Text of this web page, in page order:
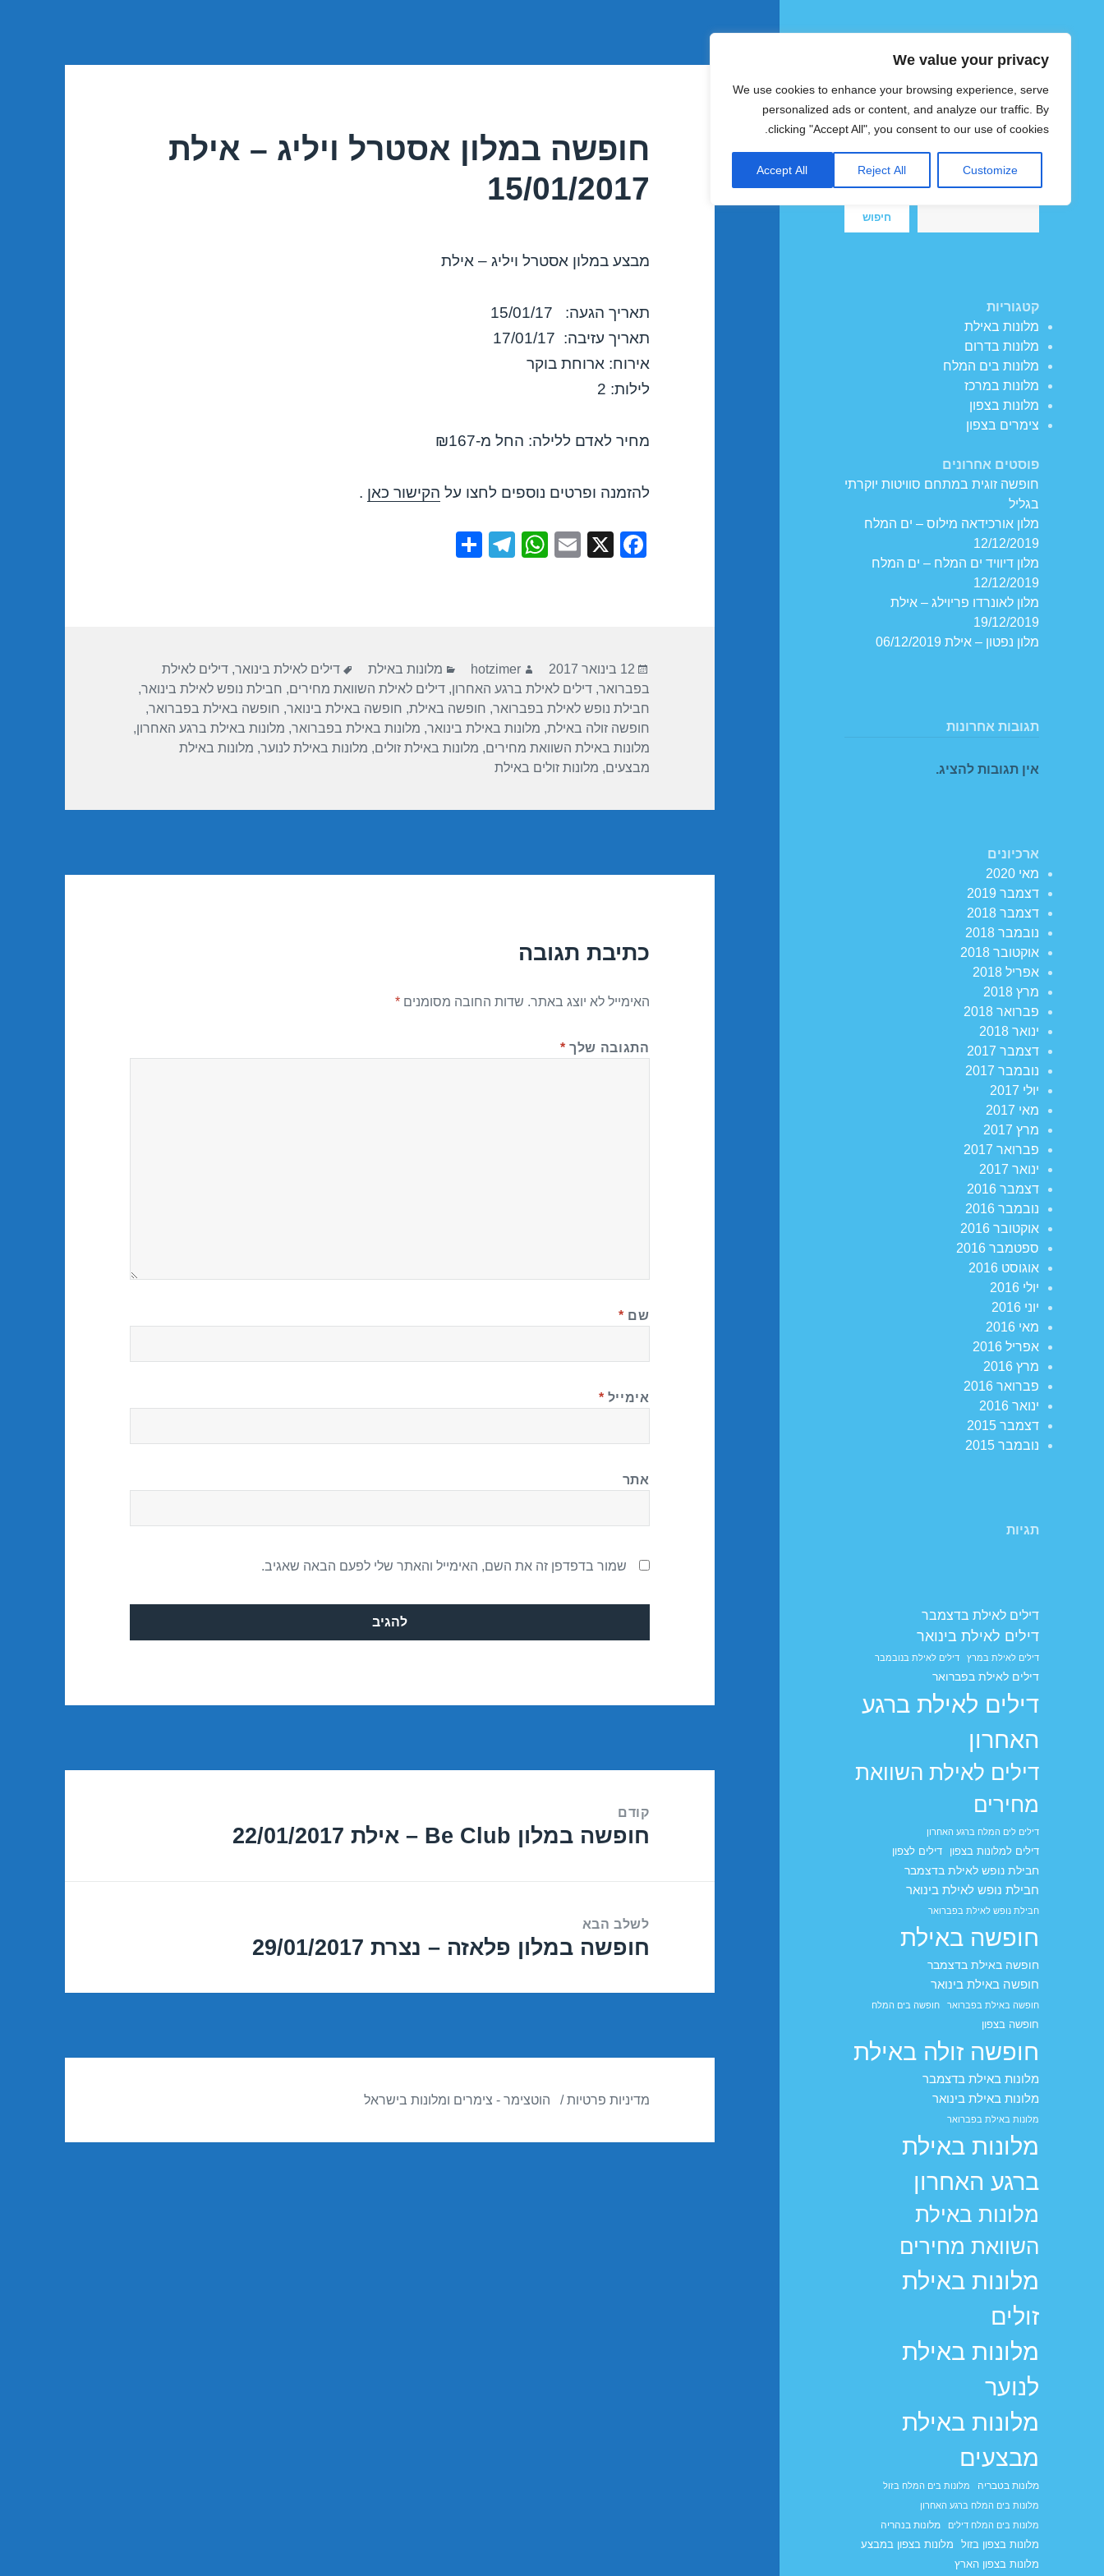
We value your privacy
We use cookies to enhance your browsing experience, serve
personalized ads or content, and analyze our traffic. By
clicking "Accept All", you consent to our use of cookies.
Customize
Reject All
Accept All
צימרים ומלונות זולים בישראל
חיפוש
חיפוש
קטגוריות
מלונות באילת
מלונות בדרום
מלונות בים המלח
מלונות במרכז
מלונות בצפון
צימרים בצפון
פוסטים אחרונים
חופשה זוגית במתחם סוויטות יוקרתי
בגליל
מלון אורכידאה מילוס – ים המלח
12/12/2019
מלון דיוויד ים המלח – ים המלח
12/12/2019
מלון לאונרדו פריוילג – אילת
19/12/2019
מלון נפטון – אילת 06/12/2019
תגובות אחרונות
אין תגובות להציג.
ארכיונים
מאי 2020
דצמבר 2019
דצמבר 2018
נובמבר 2018
אוקטובר 2018
אפריל 2018
מרץ 2018
פברואר 2018
ינואר 2018
דצמבר 2017
נובמבר 2017
יולי 2017
מאי 2017
מרץ 2017
פברואר 2017
ינואר 2017
דצמבר 2016
נובמבר 2016
אוקטובר 2016
ספטמבר 2016
אוגוסט 2016
יולי 2016
יוני 2016
מאי 2016
אפריל 2016
מרץ 2016
פברואר 2016
ינואר 2016
דצמבר 2015
נובמבר 2015
תגיות
דילים לאילת בדצמבר
דילים לאילת בינואר
דילים לאילת במרץ דילים לאילת בנובמבר
דילים לאילת בפברואר
דילים לאילת ברגע
האחרון
דילים לאילת השוואת
מחירים
דילים לים המלח ברגע האחרון
דילים למלונות בצפון דילים לצפון
חבילת נופש לאילת בדצמבר
חבילת נופש לאילת בינואר
חבילת נופש לאילת בפברואר
חופשה באילת
חופשה באילת בדצמבר
חופשה באילת בינואר
חופשה באילת בפברואר חופשה בים המלח
חופשה בצפון
חופשה זולה באילת
מלונות באילת בדצמבר
מלונות באילת בינואר
מלונות באילת בפברואר
מלונות באילת
ברגע האחרון
מלונות באילת
השוואת מחירים
מלונות באילת
זולים
מלונות באילת
לנוער
מלונות באילת
מבצעים
מלונות בטבריה
מלונות בים המלח בזול
מלונות בים המלח ברגע האחרון
מלונות בים המלח דילים
מלונות בנהריה
מלונות בצפון בזול
מלונות בצפון במבצע
מלונות בצפון הארץ
חופשה במלון אסטרל ויליג – אילת
15/01/2017
מבצע במלון אסטרל ויליג – אילת
תאריך הגעה: 15/01/17
תאריך עזיבה: 17/01/17
אירוח: ארוחת בוקר
לילות: 2
מחיר לאדם ללילה: החל מ-₪167
להזמנה ופרטים נוספים לחצו על הקישור כאן .
F
o
o
k
X
E
W
p
p
T
m
פורסם
בתאריך
12 בינואר 2017 מחבר
hotzimer קטגוריות
מלונות באילת תגיות
דילים לאילת בינואר,דילים לאילת
בפברואר,דילים לאילת ברגע האחרון,דילים לאילת השוואת מחירים, חבילת נופש לאילת בינואר,
חבילת נופש לאילת בפברואר, חופשה באילת, חופשה באילת בינואר, חופשה באילת בפברואר,
חופשה זולה באילת, מלונות באילת בינואר, מלונות באילת בפברואר, מלונות באילת ברגע האחרון,
מלונות באילת השוואת מחירים, מלונות באילת זולים, מלונות באילת לנוער, מלונות באילת
מבצעים, מלונות זולים באילת
כתיבת תגובה
האימייל לא יוצג באתר. שדות החובה מסומנים*
התגובה שלך *
שם *
אימייל *
אתר
שמור בדפדפן זה את השם, האימייל והאתר שלי לפעם הבאה שאגיב.
קודם
הפוסט
חופשה במלון Be Club – אילת 22/01/2017
לשלב הבא
הפוסט
חופשה במלון פלאזה – נצרת 29/01/2017
מדיניות פרטיות הוטצימר - צימרים ומלונות בישראל